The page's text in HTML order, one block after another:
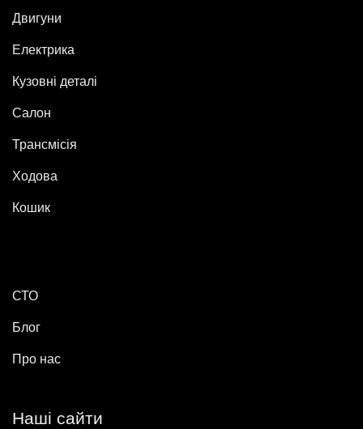
Двигуни
Електрика
Кузовні деталі
Салон
Трансмісія
Ходова
Кошик
СТО
Блог
Про нас
Наші сайти